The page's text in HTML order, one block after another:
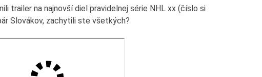
trailer na najnovší diel pravidelnej série NHL xx (číslo si
Slovákov, zachytili ste všetkých?